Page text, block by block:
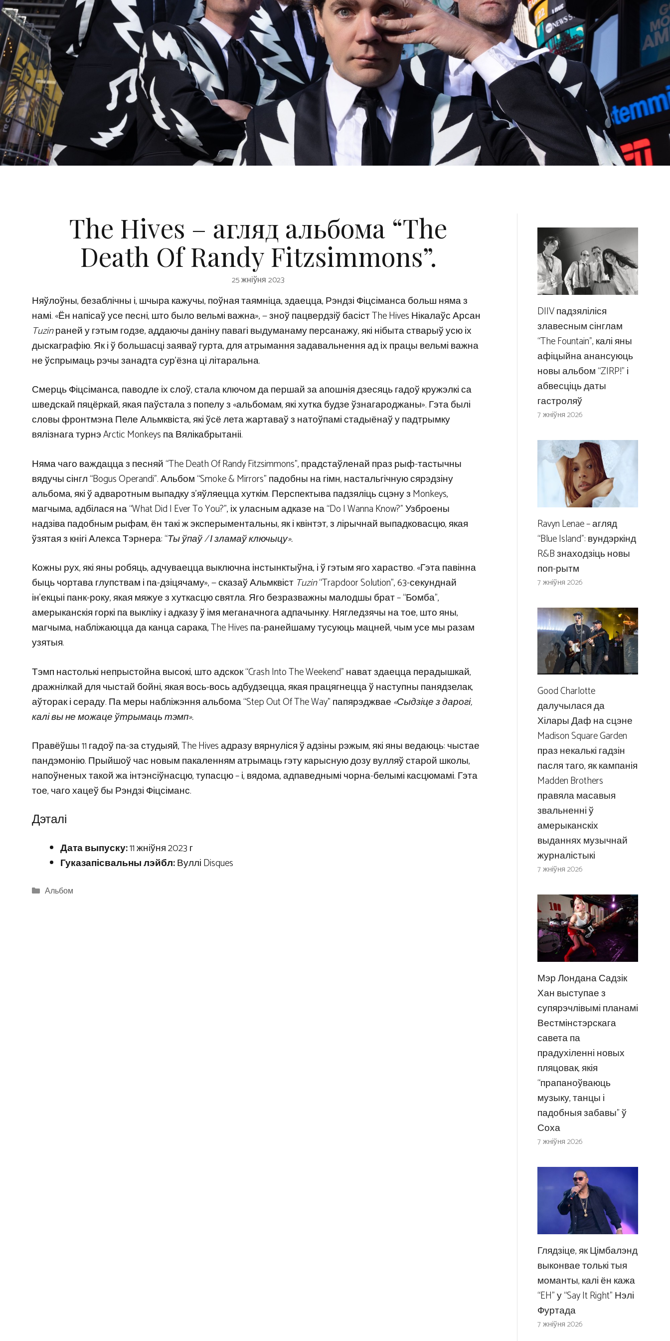
The Hives – агляд альбома “The
Death Of Randy Fitzsimmons”.
25 жніўня 2023
Няўлоўны, безаблічны і, шчыра кажучы, поўная таямніца, здаецца, Рэндзі Фіцсіманса больш няма з
намі. «Ён напісаў усе песні, што было вельмі важна», — зноў пацвердзіў басіст The Hives Нікалаўс Арсан
Tuzinраней у гэтым годзе, аддаючы даніну павагі выдуманаму персанажу, які нібыта стварыў усю іх
дыскаграфію. Як і ў большасці заяваў гурта, для атрымання задавальнення ад іх працы вельмі важна
не ўспрымаць рэчы занадта сур’ёзна ці літаральна.
Смерць Фіцсіманса, паводле іх слоў, стала ключом да першай за апошнія дзесяць гадоў кружэлкі са
шведскай пяцёркай, якая паўстала з попелу з «альбомам, які хутка будзе ўзнагароджаны». Гэта былі
словы фронтмэна Пеле Альмквіста, які ўсё лета жартаваў з натоўпамі стадыёнаў у падтрымку
вялізнага турнэ Arctic Monkeys па Вялікабрытаніі.
Няма чаго важдацца з песняй “The Death Of Randy Fitzsimmons”, прадстаўленай праз рыф-тастычны
вядучы сінгл “Bogus Operandi”. Альбом “Smoke & Mirrors” падобны на гімн, настальгічную сярэдзіну
альбома, які ў адваротным выпадку з’яўляецца хуткім. Перспектыва падзяліць сцэну з Monkeys,
магчыма, адбілася на “What Did I Ever To You?”, іх уласным адказе на “Do I Wanna Know?” Узброены
надзіва падобным рыфам, ён такі ж эксперыментальны, як і квінтэт, з лірычнай выпадковасцю, якая
ўзятая з кнігі Алекса Тэрнера: “Ты ўпаў / І зламаў ключыцу».
Кожны рух, які яны робяць, адчуваецца выключна інстынктыўна, і ў гэтым яго хараство. «Гэта павінна
быць чортава глупствам і па-дзіцячаму», — сказаў Альмквіст Tuzin“Trapdoor Solution”, 63-секунднай
ін’екцыі панк-року, якая мяжуе з хуткасцю святла. Яго безразважны малодшы брат – “Бомба”,
амерыканскія горкі па выкліку і адказу ў імя меганачнога адпачынку. Нягледзячы на ​​тое, што яны,
магчыма, набліжаюцца да канца сарака, The Hives па-ранейшаму тусуюць мацней, чым усе мы разам
узятыя.
Тэмп настолькі непрыстойна высокі, што адскок “Crash Into The Weekend” нават здаецца перадышкай,
дражнілкай для чыстай бойні, якая вось-вось адбудзецца, якая працягнецца ў наступны панядзелак,
аўторак і сераду. Па меры набліжэння альбома “Step Out Of The Way” папярэджвае«Сыдзіце з дарогі,
калі вы не можаце ўтрымаць тэмп».
Правёўшы 11 гадоў па-за студыяй, The Hives адразу вярнуліся ў адзіны рэжым, які яны ведаюць: чыстае
пандэмонію. Прыйшоў час новым пакаленням атрымаць гэту карысную дозу вулляў старой школы,
напоўненых такой жа інтэнсіўнасцю, тупасцю – і, вядома, адпаведнымі чорна-белымі касцюмамі. Гэта
тое, чаго хацеў бы Рэндзі Фіцсіманс.
Дэталі
Дата выпуску:11 жніўня 2023 г
Гуказапісвальны лэйбл:Вуллі Disques
Categories
Альбом
DIIV падзяліліся
злавесным сінглам
“The Fountain”, калі яны
афіцыйна анансуюць
новы альбом “ZIRP!” і
абвесціць даты
гастроляў
7 жніўня 2026
Ravyn Lenae – агляд
“Blue Island”: вундэркінд
R&B знаходзіць новы
поп-рытм
7 жніўня 2026
Good Charlotte
далучылася да
Хілары Даф на сцэне
Madison Square Garden
праз некалькі гадзін
пасля таго, як кампанія
Madden Brothers
правяла масавыя
звальненні ў
амерыканскіх
выданнях музычнай
журналістыкі
7 жніўня 2026
Мэр Лондана Садзік
Хан выступае з
супярэчлівымі планамі
Вестмінстэрскага
савета па
прадухіленні новых
пляцовак, якія
“прапаноўваюць
музыку, танцы і
падобныя забавы” ў
Соха
7 жніўня 2026
Глядзіце, як Цімбалэнд
выконвае толькі тыя
моманты, калі ён кажа
“EH” у “Say It Right” Нэлі
Фуртада
7 жніўня 2026